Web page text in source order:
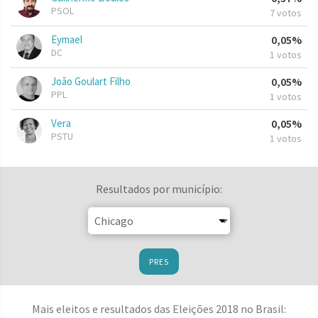
PSOL 7 votos
Eymael
DC
0,05%
1 votos
João Goulart Filho
PPL
0,05%
1 votos
Vera
PSTU
0,05%
1 votos
Resultados por município:
PRES
Mais eleitos e resultados das Eleições 2018 no Brasil: